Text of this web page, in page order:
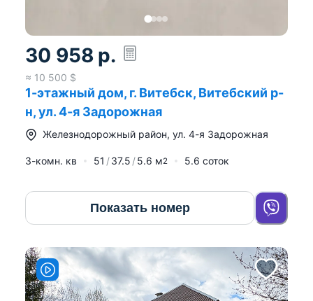
30 958 р.
≈ 10 500 $
1-этажный дом, г. Витебск, Витебский р-
н, ул. 4-я Задорожная
Железнодорожный район, ул. 4-я Задорожная
3-комн. кв 51 37.5 5.6 м2 5.6 соток
Показать номер